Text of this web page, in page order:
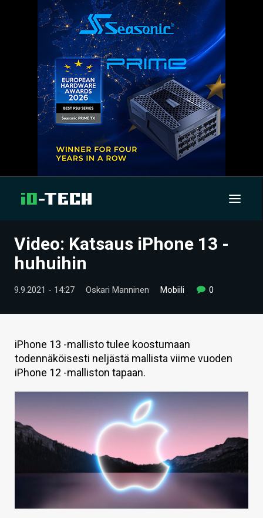
UUTISET
TIETOA
HINTA.FI
VAIHDA TEEMA
Video: Katsaus iPhone 13 -
huhuihin
9.9.2021 - 14:27 Oskari Manninen Mobiili 0
iPhone 13 -mallisto tulee koostumaan
todennäköisesti neljästä mallista viime vuoden
iPhone 12 -malliston tapaan.